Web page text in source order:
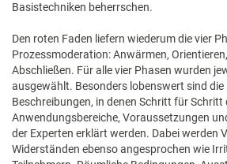
Basistechniken beherrschen.
Den roten Faden liefern wiederum die vier
Prozessmoderation: Anwärmen,
Abschließen. Für alle vier Phasen wurden
ausgewählt. Besonders lobenswert sind
Beschreibungen, in denen Schritt für Schritt
Anwendungsbereiche, Voraussetzungen
der Experten erklärt werden. Dabei werden
Widerständen ebenso angesprochen wie